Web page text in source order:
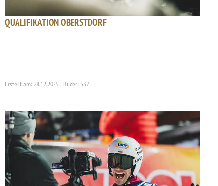
QUALIFIKATION OBERSTDORF
Erstellt am: 28.12.2025 | Bilder: 537